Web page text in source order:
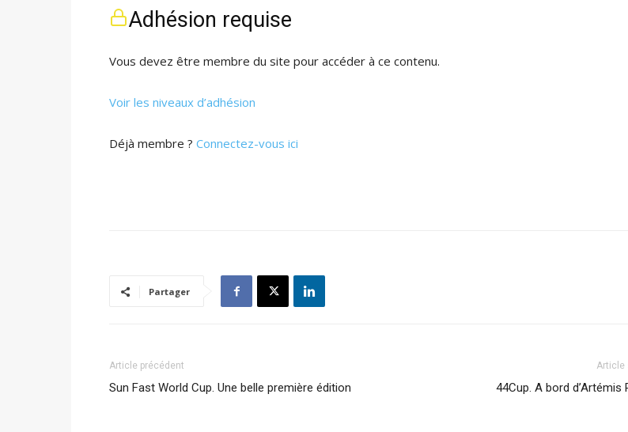
Adhésion requise
Vous devez être membre du site pour accéder à ce contenu.
Voir les niveaux d’adhésion
Déjà membre ? Connectez-vous ici
Partager
Article précédent
Sun Fast World Cup. Une belle première édition
Article
44Cup. A bord d’Artémis